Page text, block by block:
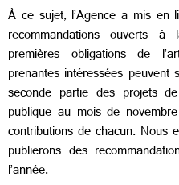
À ce sujet, l’Agence a mis
recommandations ouverts
premières obligations de
prenantes intéressées
seconde partie des projets
publique au mois de
contributions de chacun. Nous
publierons des
l’année.